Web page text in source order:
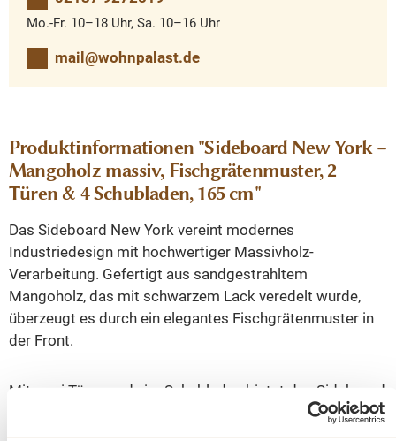
Mo.-Fr. 10–18 Uhr, Sa. 10–16 Uhr
mail@wohnpalast.de
Produktinformationen "Sideboard New York –
Mangoholz massiv, Fischgrätenmuster, 2
Türen & 4 Schubladen, 165 cm"
Das Sideboard New York vereint modernes
Industriedesign mit hochwertiger Massivholz-
Verarbeitung. Gefertigt aus sandgestrahltem
Mangoholz, das mit schwarzem Lack veredelt wurde,
überzeugt es durch ein elegantes Fischgrätenmuster in
der Front.
Mit zwei Türen und vier Schubladen bietet das Sideboard
großzügigen Stauraum für Geschirr, Besteck, Textilien